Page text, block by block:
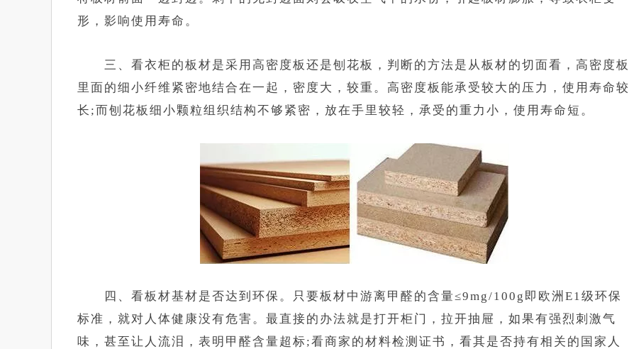
形，影响使用寿命。
三、看衣柜的板材是采用高密度板还是刨花板，判断的方法是从板材的切面看，高密度板
里面的细小纤维紧密地结合在一起，密度大，较重。高密度板能承受较大的压力，使用寿命较
长;而刨花板细小颗粒组织结构不够紧密，放在手里较轻，承受的重力小，使用寿命短。
四、看板材基材是否达到环保。只要板材中游离甲醛的含量≤9mg/100g即欧洲E1级环保
标准，就对人体健康没有危害。最直接的办法就是打开柜门，拉开抽屉，如果有强烈刺激气
味，甚至让人流泪，表明甲醛含量超标;看商家的材料检测证书，看其是否持有相关的国家人